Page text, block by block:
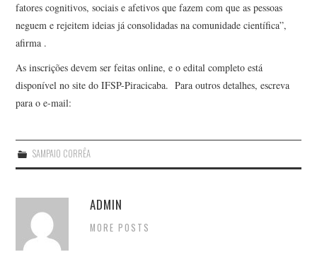
fatores cognitivos, sociais e afetivos que fazem com que as pessoas
neguem e rejeitem ideias já consolidadas na comunidade científica”,
afirma .
As inscrições devem ser feitas online, e o edital completo está
disponível no site do IFSP-Piracicaba. Para outros detalhes, escreva
para o e-mail:
SAMPAIO CORRÊA
ADMIN
MORE POSTS